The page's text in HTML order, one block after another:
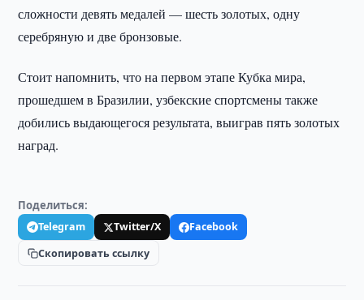
сложности девять медалей — шесть золотых, одну
серебряную и две бронзовые.
Стоит напомнить, что на первом этапе Кубка мира,
прошедшем в Бразилии, узбекские спортсмены также
добились выдающегося результата, выиграв пять золотых
наград.
Поделиться:
Telegram Twitter/X
Facebook
Скопировать ссылку